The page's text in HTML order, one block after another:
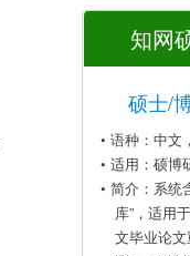
知网
硕士/
• 语种：中文
• 适用：硕博
• 简介：系统
库”，适用
文毕业论